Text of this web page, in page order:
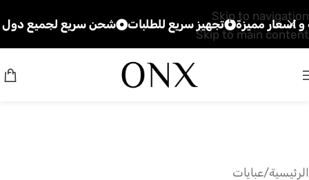
Skip to navigation
Skip to main content
شحن سريع لجميع دول الخليج تجهيز سريع للطلبات مميزة
الرئيسية/عبايات